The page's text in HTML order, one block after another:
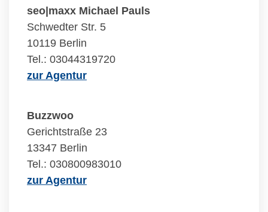
seo|maxx Michael Pauls
Schwedter Str. 5
10119 Berlin
Tel.: 03044319720
zur Agentur
Buzzwoo
Gerichtstraße 23
13347 Berlin
Tel.: 030800983010
zur Agentur